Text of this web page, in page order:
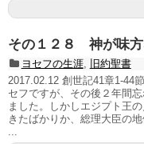
その１２８ 神が味方
ヨセフの生涯,
旧約聖書
2017.02.12 創世記41章1-44
セフですが、その後２年間
ました。しかしエジプト王
きたばかりか、総理大臣の